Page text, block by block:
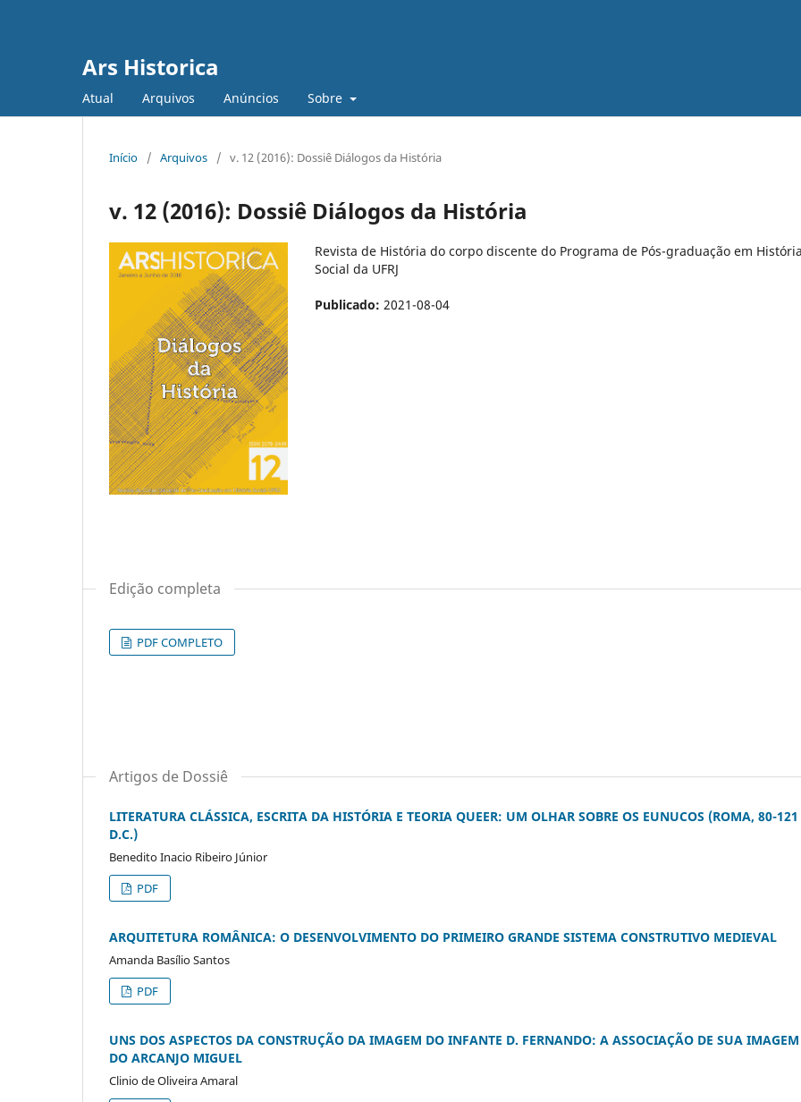
Ars Historica
Atual Arquivos Anúncios Sobre
Início / Arquivos / v. 12 (2016): Dossiê Diálogos da História
v. 12 (2016): Dossiê Diálogos da História
Revista de História do corpo discente do Programa de Pós-graduação em
Social da UFRJ
Publicado: 2021-08-04
Edição completa
PDF COMPLETO
Artigos de Dossiê
LITERATURA CLÁSSICA, ESCRITA DA HISTÓRIA E TEORIA QUEER: UM OLHAR SOBRE OS EUNUCOS (ROMA, 80-121
D.C.)
Benedito Inacio Ribeiro Júnior
PDF
ARQUITETURA ROMÂNICA: O DESENVOLVIMENTO DO PRIMEIRO GRANDE SISTEMA CONSTRUTIVO MEDIEVAL
Amanda Basílio Santos
PDF
UNS DOS ASPECTOS DA CONSTRUÇÃO DA IMAGEM DO INFANTE D. FERNANDO: A ASSOCIAÇÃO DE SUA
DO ARCANJO MIGUEL
Clinio de Oliveira Amaral